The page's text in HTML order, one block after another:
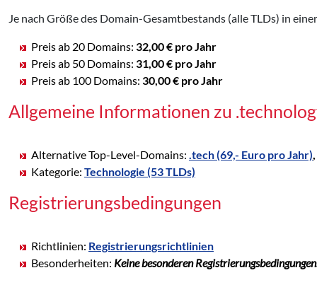
Je nach Größe des Domain-Gesamtbestands (alle TLDs) in
Preis ab 20 Domains: 32,00 € pro Jahr
Preis ab 50 Domains: 31,00 € pro Jahr
Preis ab 100 Domains: 30,00 € pro Jahr
Allgemeine Informationen zu
Alternative Top-Level-Domains: .tech (69,- Euro pro Jahr)
Kategorie: Technologie (53 TLDs)
Registrierungsbedingungen
Richtlinien: Registrierungsrichtlinien
Besonderheiten: Keine besonderen